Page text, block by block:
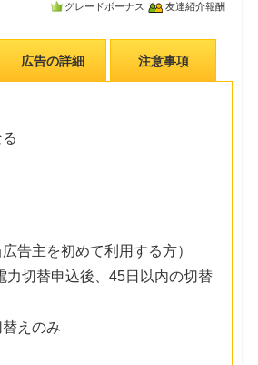
グレードボーナス 友達紹介報酬
広告の詳細 注意事項
告主を初めて利用する方）
力切替申込後、45日以内の切替
替えのみ